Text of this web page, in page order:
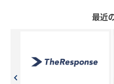
最近